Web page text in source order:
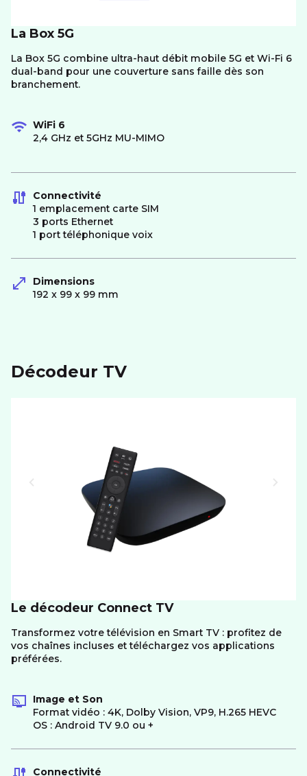
La Box 5G
La Box 5G combine ultra-haut débit mobile 5G et Wi-Fi 6
dual-band pour une couverture sans faille dès son
branchement.
WiFi 6
2,4 GHz et 5GHz MU-MIMO
Connectivité
1 emplacement carte SIM
3 ports Ethernet
1 port téléphonique voix
Dimensions
192 x 99 x 99 mm
Décodeur TV
Le décodeur Connect TV
Transformez votre télévision en Smart TV : profitez de
vos chaînes incluses et téléchargez vos applications
préférées.
Image et Son
Format vidéo : 4K, Dolby Vision, VP9, H.265 HEVC
OS : Android TV 9.0 ou +
Connectivité